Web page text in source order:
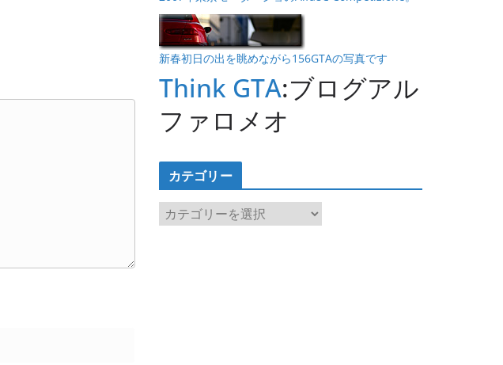
新春初日の出を眺めながら156GTAの写真です
Think GTA:ブログアル
ファロメオ
カテゴリー
カ
テ